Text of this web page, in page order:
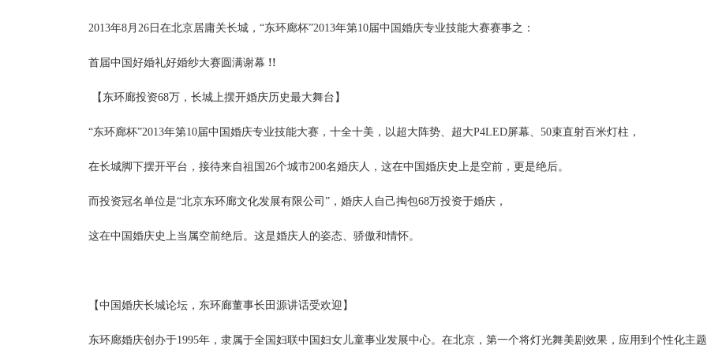
2013年8月26日在北京居庸关长城，“东环廊杯”2013年第10届中国婚庆专业技能大赛赛事之：
首届中国好婚礼好婚纱大赛圆满谢幕 !!
【东环廊投资68万，长城上摆开婚庆历史最大舞台】
“东环廊杯”2013年第10届中国婚庆专业技能大赛，十全十美，以超大阵势、超大P4LED屏幕、50束直射百米灯柱，
在长城脚下摆开平台，接待来自祖国 26个城市200名婚庆人，这在中国婚庆史上是空前，更是绝后。
而投资冠名单位是“北京东环廊文化发展有限公司”，婚庆人自己掏包68万投资于婚庆，
这在中国婚庆史上当属空前绝后。这是婚庆人的姿态、骄傲和情怀。
【中国婚庆长城论坛，东环廊董事长田源讲话受欢迎】
东环廊婚庆创办于1995年，隶属于全国妇联中国妇女儿童事业发展中心。在北京，第一个将灯光舞美剧效果，应用到个性化主